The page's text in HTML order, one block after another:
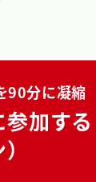
90分に凝縮
加する